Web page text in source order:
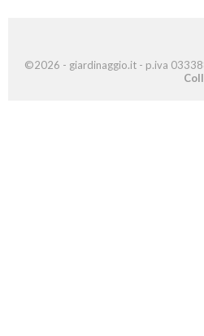
©2026 - giardinaggio.it - p.iva